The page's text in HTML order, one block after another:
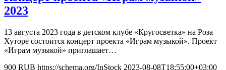
2023
13 августа 2023 года в детском клубе «Кругосветка» на Роза
Хуторе состоится концерт проекта «Играм музыкой». Проект
«Играм музыкой» приглашает…
900 RUB https://schema.org/InStock 2023-08-08T18:55:00+03:00